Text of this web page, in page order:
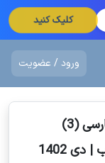
کلیک کنید
ورود / عضویت
سوالات امتحان نهایی فارسی (3)
1402